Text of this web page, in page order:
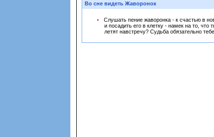
Во сне видеть Жаворонок
Слушать пение жаворонка - к счастью в
и посадить его в клетку - намек на то,
летят навстречу? Судьба обязательно